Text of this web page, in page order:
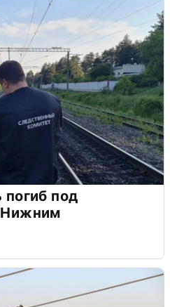
погиб под
Нижним